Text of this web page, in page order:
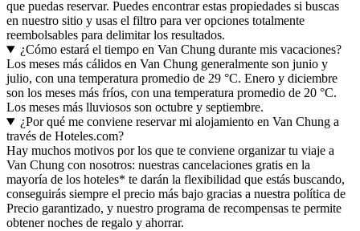
que puedas reservar. Puedes encontrar estas propiedades si buscas
en nuestro sitio y usas el filtro para ver opciones totalmente
reembolsables para delimitar los resultados.
¿Cómo estará el tiempo en Van Chung durante mis vacaciones?
Los meses más cálidos en Van Chung generalmente son junio y
julio, con una temperatura promedio de 29 °C. Enero y diciembre
son los meses más fríos, con una temperatura promedio de 20 °C.
Los meses más lluviosos son octubre y septiembre.
¿Por qué me conviene reservar mi alojamiento en Van Chung a
través de Hoteles.com?
Hay muchos motivos por los que te conviene organizar tu viaje a
Van Chung con nosotros: nuestras cancelaciones gratis en la
mayoría de los hoteles* te darán la flexibilidad que estás buscando,
conseguirás siempre el precio más bajo gracias a nuestra política de
Precio garantizado, y nuestro programa de recompensas te permite
obtener noches de regalo y ahorrar.